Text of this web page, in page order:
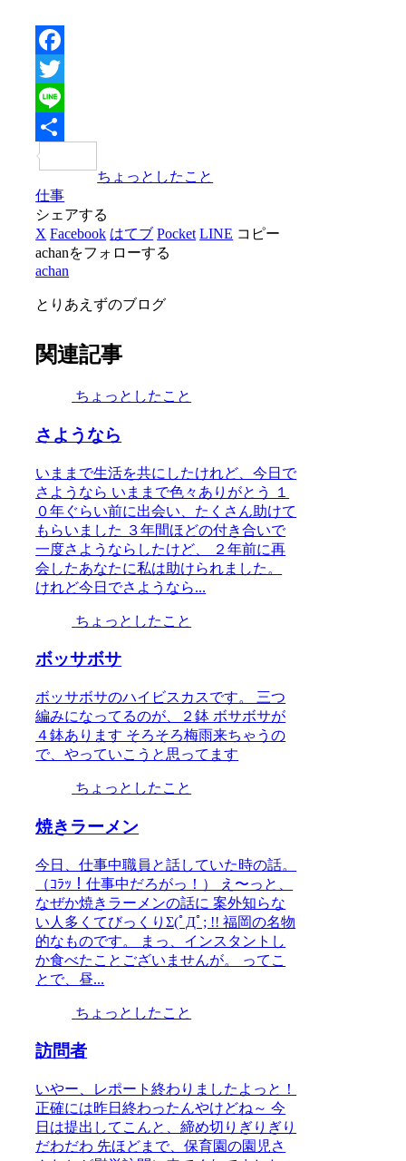
Facebook
Twitter
Line
有
ちょっとしたこと
仕事
シェアする
X Facebook はてブ Pocket LINE コピー
achanをフォローする
achan
とりあえずのブログ
関連記事
ちょっとしたこと
さようなら
いままで生活を共にしたけれど、今日で
さようなら いままで色々ありがとう １
０年ぐらい前に出会い、たくさん助けて
もらいました ３年間ほどの付き合いで
一度さようならしたけど、 ２年前に再
会したあなたに私は助けられました。
けれど今日でさようなら...
ちょっとしたこと
ボッサボサ
ボッサボサのハイビスカスです。 三つ
編みになってるのが、２鉢 ボサボサが
４鉢あります そろそろ梅雨来ちゃうの
で、やっていこうと思ってます
ちょっとしたこと
焼きラーメン
今日、仕事中職員と話していた時の話。
（ｺﾗｯ！仕事中だろがっ！） え〜っと、
なぜか焼きラーメンの話に 案外知らな
い人多くてびっくりΣ(ﾟДﾟ; !! 福岡の名物
的なものです。 まっ、インスタントし
か食べたことございませんが。 ってこ
とで、昼...
ちょっとしたこと
訪問者
いやー、レポート終わりましたよっと！
正確には昨日終わったんやけどね～ 今
日は提出してこんと、締め切りぎりぎり
だわだわ 先ほどまで、保育園の園児さ